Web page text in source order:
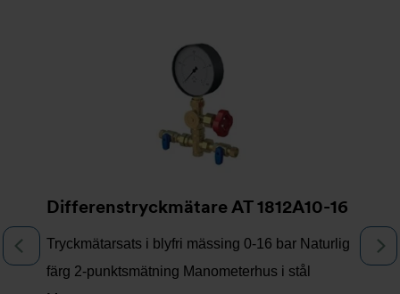
Differenstryckmätare AT 1812A10-16
Tryckmätarsats i blyfri mässing 0-16 bar Naturlig
färg 2-punktsmätning Manometerhus i stål
Föregående